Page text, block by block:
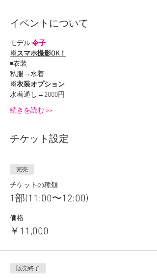
イベントについて
モデル:令子
※スマホ撮影OK！
◾️衣装
私服→水着
※衣装オプション
水着通し→2000円
続きを読む >>
チケット設定
完売
チケットの種類
1部(11:00〜12:00)
価格
￥11,000
販売終了